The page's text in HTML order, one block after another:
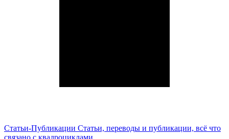
Статьи-Публикации Статьи, переводы и публикации, всё что